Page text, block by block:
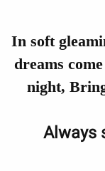
In soft
dreams
night,
Always